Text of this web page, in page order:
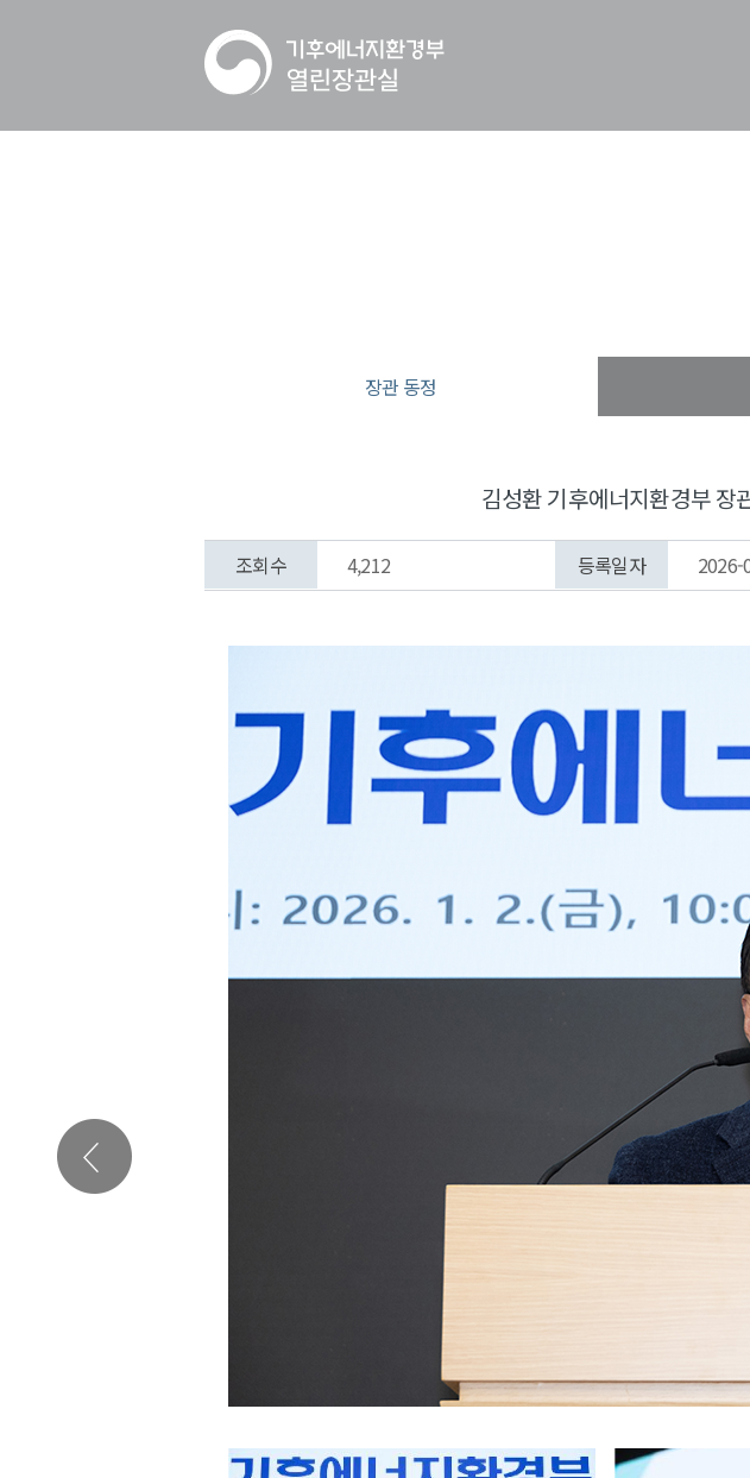
장관 동정
김성환 기후에너지환경부 장
조회수 4,212 등록일자 2026-